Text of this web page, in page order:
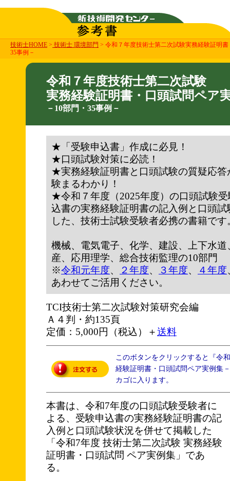
技術士HOME > 技術士 環境部門 > 令和７年度技術士第二次試験実務経験証明
35事例－
令和７年度技術士第二次試験
実務経験証明書・口頭試問ペア
－10部門・35事例－
★「受験申込書」作成に必見！
★口頭試験対策に必読！
★実務経験証明書と口頭試験の質疑応答
験まるわかり！
★令和７年度（2025年度）の口頭試験
込書の実務経験証明書の記入例と口頭
した、技術士試験受験者必携の書籍です
機械、電気電子、化学、建設、上下水
産、応用理学、総合技術監理の10部門
※令和元年度、 ２年度、 ３年度、 ４年度
あわせてご活用ください。
TCI技術士第二次試験対策研究会編
Ａ４判・約135頁
定価：5,000円（税込）＋送料
このボタンをクリックすると『令
経験証明書・口頭試問ペア実例集
カゴに入ります。
本書は、令和7年度の口頭試験受験者に
よる、受験申込書の実務経験証明書の記
入例と口頭試験状況を併せて掲載した
「令和7年度 技術士第二次試験 実務経験
証明書・口頭試問 ペア実例集」であ
る。